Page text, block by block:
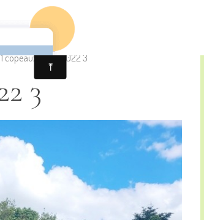
copeaux juillet 2022 3
3